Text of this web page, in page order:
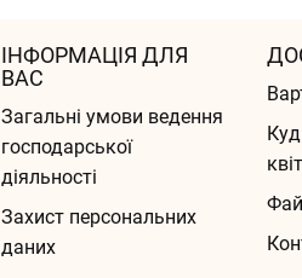
ІНФОРМАЦІЯ ДЛЯ
ВАС
Загальні умови ведення
господарської
діяльності
Захист персональних
даних